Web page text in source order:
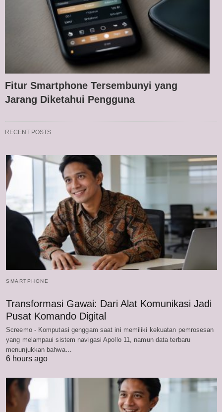
Fitur Smartphone Tersembunyi yang
Jarang Diketahui Pengguna
RECENT POSTS
SMARTPHONE
Transformasi Gawai: Dari Alat Komunikasi Jadi
Pusat Komando Digital
Screemo - Komputasi genggam saat ini memiliki kekuatan pemrosesan
yang melampaui sistem navigasi Apollo 11, namun data terbaru
menunjukkan bahwa…
6 hours ago